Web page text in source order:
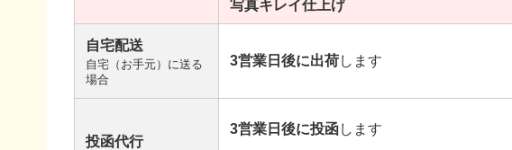
写真キレイ仕上げ
自宅配送
自宅（お手元）に送る
場合
3営業日後に出荷します
投函代行
3営業日後に投函します